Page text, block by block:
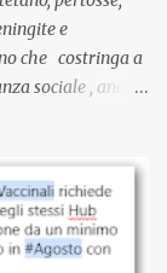
e
che costringa a
sociale , anche
di ricompense,
visto
non sei stato
una